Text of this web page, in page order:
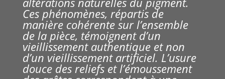
Ces phénomènes, répartis de
manière cohérente sur l’ensemble
de la pièce, témoignent d’un
vieillissement authentique et non
d’un vieillissement artificiel. L’usure
douce des reliefs et l’émoussement